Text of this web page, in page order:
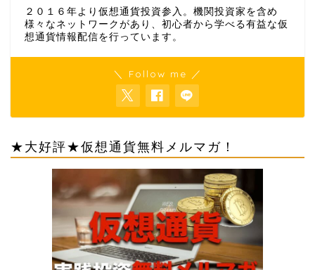
２０１６年より仮想通貨投資参入。機関投資家を含め
様々なネットワークがあり、初心者から学べる有益な仮
想通貨情報配信を行っています。
＼ Follow me ／
★大好評★仮想通貨無料メルマガ！